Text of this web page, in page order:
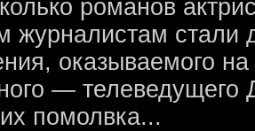
романов
журналистам стали
оказываемого
— телеведущего
помолвка...